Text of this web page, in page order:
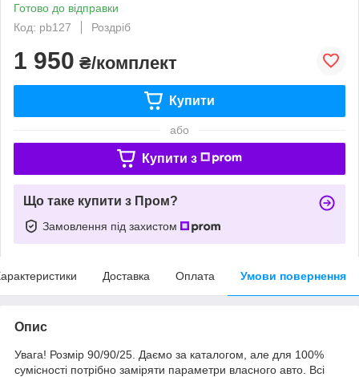
Готово до відправки
Код: pb127
Роздріб
1 950 ₴/комплект
Купити
або
Купити з
Що таке купити з Пром?
Замовлення під захистом
Доставка Оплата Умови повернення
Опис
Увага! Розмір 90/90/25. Даємо за каталогом, але для 100%
сумісності потрібно заміряти параметри власного авто. Всі